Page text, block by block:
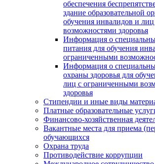
обеспечения
здание образовательной
обучения инвалидов и
возможностями здоровья
Информация о
питания для обучения
ограниченными
Информация о
охраны здоровья для
лиц с ограниченными
здоровья
Стипендии и иные виды
Платные образовательные
Финансово-хозяйственная
Вакантные места для приема
обучающихся
Охрана труда
Противодействие коррупции